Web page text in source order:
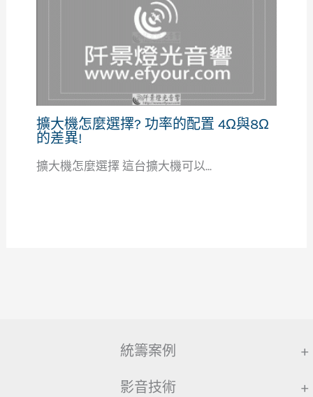
擴大機怎麼選擇? 功率的配置 4Ω與8Ω
的差異!
擴大機怎麼選擇 這台擴大機可以...
統籌案例 +
影音技術 +